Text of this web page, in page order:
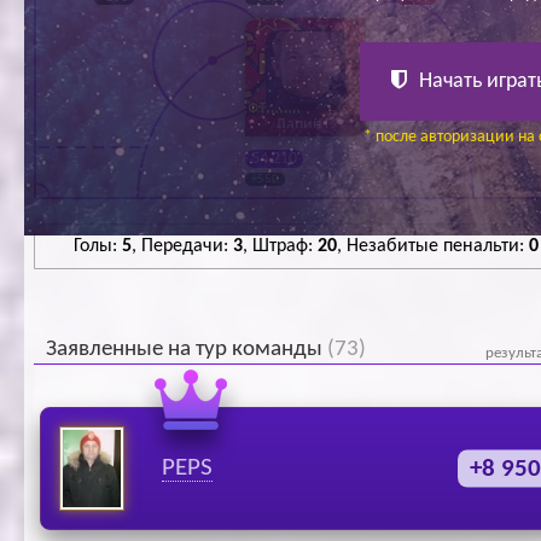
Начать
* после авторизации на
Лапин Г.
54 210
+550
Голы: 5, Передачи: 3, Штраф: 20, Незабитые пенальти: 0
Заявленные на тур команды (73)
PEPS +8 950